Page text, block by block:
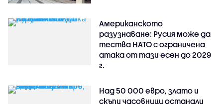
Американското
разузнаване: Русия може да
тества НАТО с ограничена
атака от тази есен до 2029
г.
Над 50 000 евро, злато и
скъпи часовници останали